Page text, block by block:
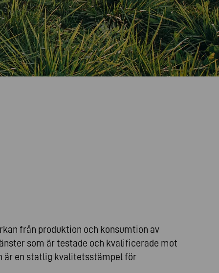
från produktion och konsumtion av
som är testade och kvalificerade mot
är en statlig kvalitetsstämpel för